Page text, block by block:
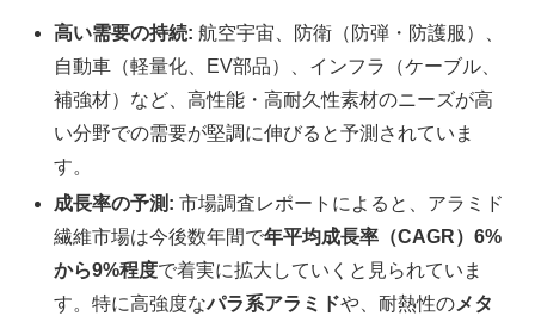
高い需要の持続: 航空宇宙、防衛（防弾・防護服）、
自動車（軽量化、EV部品）、インフラ（ケーブル、
補強材）など、高性能・高耐久性素材のニーズが高
い分野での需要が堅調に伸びると予測されていま
す。
成長率の予測: 市場調査レポートによると、アラミド
繊維市場は今後数年間で年平均成長率（CAGR）6%
から9%程度で着実に拡大していくと見られていま
す。特に高強度なパラ系アラミドや、耐熱性のメタ